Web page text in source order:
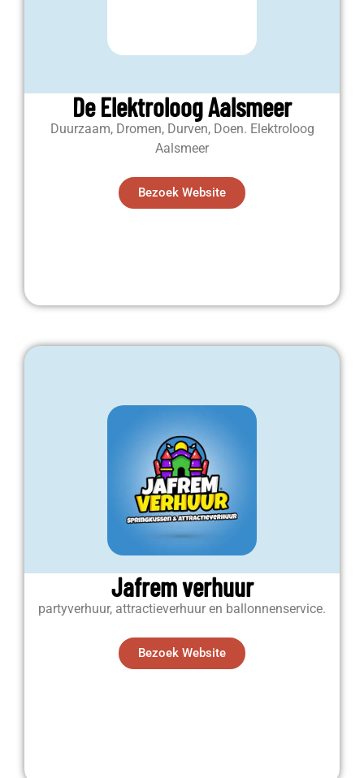
De Elektroloog Aalsmeer
Duurzaam, Dromen, Durven, Doen. Elektroloog
Aalsmeer
Bezoek Website
Jafrem verhuur
partyverhuur, attractieverhuur en ballonnenservice.
Bezoek Website